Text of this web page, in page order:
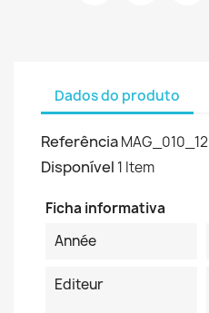
Dados do produto
ReferênciaMAG_010_12
Disponível 1 Item
Ficha informativa
Année
Editeur